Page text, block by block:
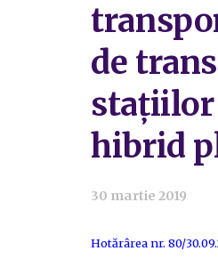
de
stațiilor
hibrid
30 martie 2019
Hotărârea nr. 80/